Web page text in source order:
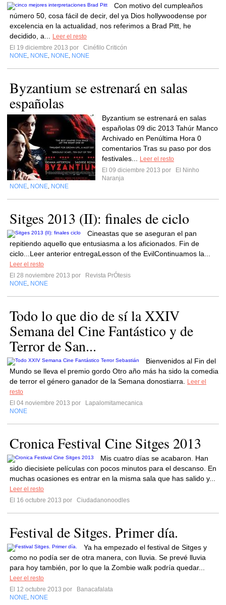
Con motivo del cumpleaños
número 50, cosa fácil de decir, del ya Dios hollywoodense por
excelencia en la actualidad, nos referimos a Brad Pitt, he
decidido, a...
Leer el resto
El 19 diciembre 2013 por
Cinéfilo Criticón
NONE NONE NONE NONE
Byzantium se estrenará en salas
españolas
Byzantium se estrenará en salas
españolas 09 dic 2013 Tahúr Manco
Archivado en Penúltima Hora 0
comentarios Tras su paso por dos
festivales...
Leer el resto
El 09 diciembre 2013 por
El Ninho
Naranja
NONE NONE NONE
Sitges 2013 (II): finales de ciclo
Cineastas que se aseguran el pan
repitiendo aquello que entusiasma a los aficionados. Fin de
ciclo...Leer anterior entregaLesson of the EvilContinuamos la...
Leer el resto
El 28 noviembre 2013 por
Revista PrÓtesis
NONE NONE
Todo lo que dio de sí la XXIV
Semana del Cine Fantástico y de
Terror de San...
Bienvenidos al Fin del
Mundo se lleva el premio gordo Otro año más ha sido la comedia
de terror el género ganador de la Semana donostiarra.
Leer el
resto
El 04 noviembre 2013 por
Lapalomitamecanica
NONE
Cronica Festival Cine Sitges 2013
Mis cuatro días se acabaron. Han
sido diecisiete películas con pocos minutos para el descanso. En
muchas ocasiones es entrar en la misma sala que has salido y...
Leer el resto
El 16 octubre 2013 por
Ciudadanonoodles
Festival de Sitges. Primer día.
Ya ha empezado el festival de Sitges y
como no podía ser de otra manera, con lluvia. Se prevé lluvia
para hoy también, por lo que la Zombie walk podría quedar...
Leer el resto
El 12 octubre 2013 por
Banacafalata
NONE NONE